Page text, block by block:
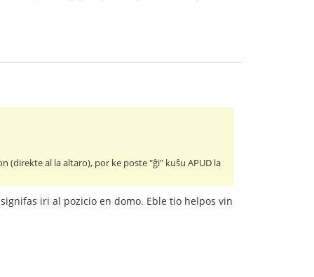
(direkte al la altaro), por ke poste "ĝi" kuŝu APUD la
iri al pozicio en domo. Eble tio helpos vin